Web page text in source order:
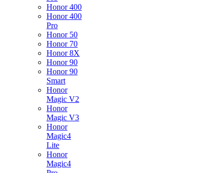
Honor 400
Honor 400
Pro
Honor 50
Honor 70
Honor 8X
Honor 90
Honor 90
Smart
Honor
Magic V2
Honor
Magic V3
Honor
Magic4
Lite
Honor
Magic4